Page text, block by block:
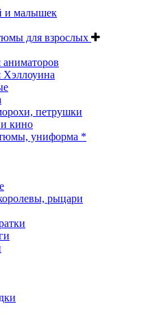
и малышек
для взрослых
петрушки
и кино
униформа *
рыцари